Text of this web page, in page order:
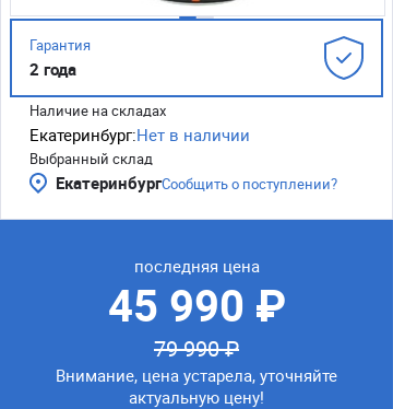
Гарантия
2 года
Наличие на складах
Екатеринбург:Нет в наличии
Выбранный склад
ЕкатеринбургСообщить о поступлении?
последняя цена
45 990 ₽
79 990 ₽
Внимание, цена устарела, уточняйте
актуальную цену!